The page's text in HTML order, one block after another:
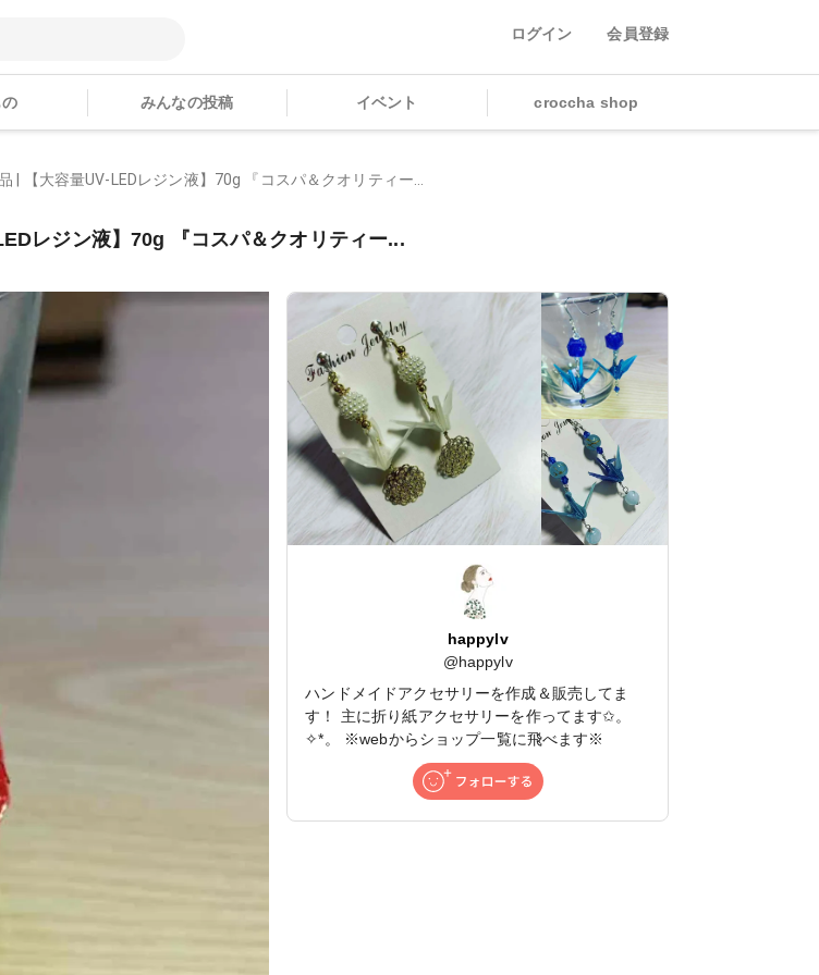
ログイン 会員登録
みんなの投稿 イベント croccha shop
| 【大容量UV-LEDレジン液】70g 『コスパ＆クオリティー...
レジン液】70g 『コスパ＆クオリティー...
happylv
@happylv
ハンドメイドアクセサリーを作成＆販売してま
す！ 主に折り紙アクセサリーを作ってます✩。
✧*。 ※webからショップ一覧に飛べます※